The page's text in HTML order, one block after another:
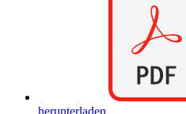
herunterladen